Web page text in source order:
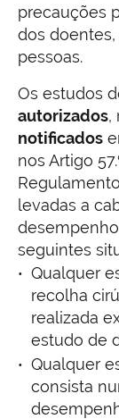
precauções
dos
pessoas.
Os estudos
autorizados,
notificados
nos Artigo
levadas a
seguintes
Qualquer
recolha
realizada
estudo de
Qualquer
consista